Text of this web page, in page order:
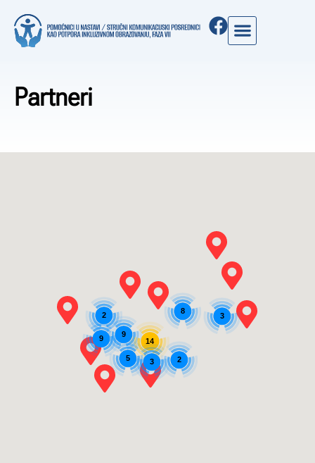
Partneri
9
14
2
8
9
3
5 3
2